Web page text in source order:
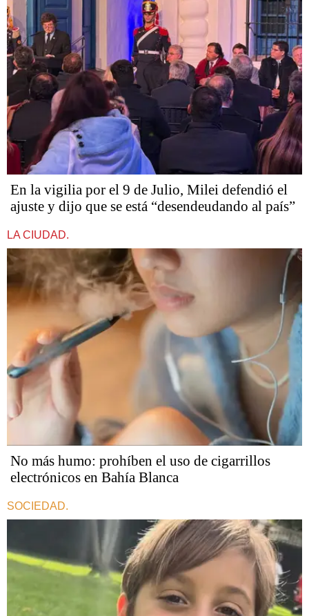
En la vigilia por el 9 de Julio, Milei defendió el
ajuste y dijo que se está “desendeudando al país”
LA CIUDAD.
No más humo: prohíben el uso de cigarrillos
electrónicos en Bahía Blanca
SOCIEDAD.